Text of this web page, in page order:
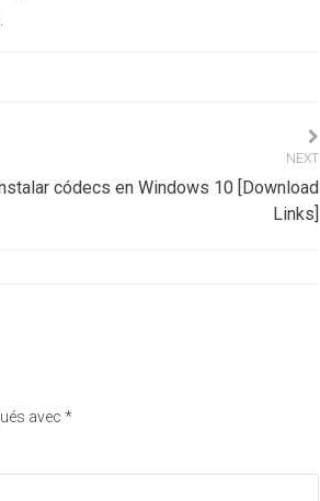
NEXT
códecs en Windows 10 [Download
Links]
avec *